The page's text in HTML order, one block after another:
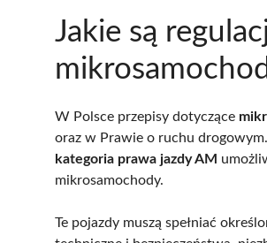
Jakie są
W Polsce przepisy dotyczące
oraz w Prawie o ruchu
kategoria prawa jazdy AM
mikrosamochody.
Te pojazdy muszą spełniać